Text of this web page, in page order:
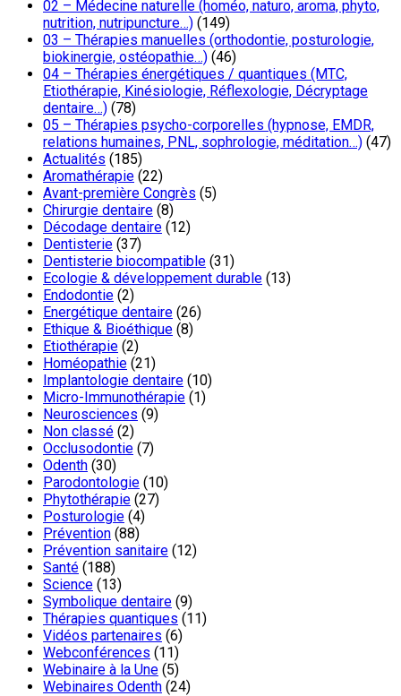
02 – Médecine naturelle (homéo, naturo, aroma, phyto,
nutrition, nutripuncture…) (149)
03 – Thérapies manuelles (orthodontie, posturologie,
biokinergie, ostéopathie…) (46)
04 – Thérapies énergétiques / quantiques (MTC,
Etiothérapie, Kinésiologie, Réflexologie, Décryptage
dentaire…) (78)
05 – Thérapies psycho-corporelles (hypnose, EMDR,
relations humaines, PNL, sophrologie, méditation…) (47)
Actualités (185)
Aromathérapie (22)
Avant-première Congrès (5)
Chirurgie dentaire (8)
Décodage dentaire (12)
Dentisterie (37)
Dentisterie biocompatible (31)
Ecologie & développement durable (13)
Endodontie (2)
Energétique dentaire (26)
Ethique & Bioéthique (8)
Etiothérapie (2)
Homéopathie (21)
Implantologie dentaire (10)
Micro-Immunothérapie (1)
Neurosciences (9)
Non classé (2)
Occlusodontie (7)
Odenth (30)
Parodontologie (10)
Phytothérapie (27)
Posturologie (4)
Prévention (88)
Prévention sanitaire (12)
Santé (188)
Science (13)
Symbolique dentaire (9)
Thérapies quantiques (11)
Vidéos partenaires (6)
Webconférences (11)
Webinaire à la Une (5)
Webinaires Odenth (24)